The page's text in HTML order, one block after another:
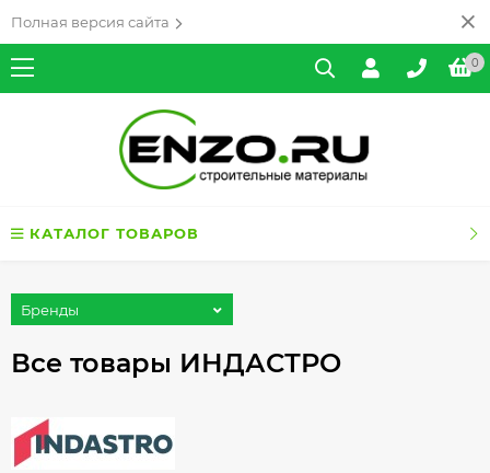
Полная версия сайта
0
КАТАЛОГ ТОВАРОВ
Бренды
Все товары ИНДАСТРО